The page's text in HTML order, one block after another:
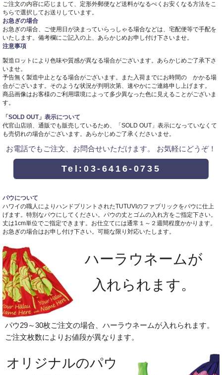
ご注文の内容に応じまして、定形外郵便など送料がなるべくお安くなる方法をこ
ちらで選択してお送りしています。
お急ぎの場合
お急ぎの場合、ご使用日が決まっていらっしゃる場合などは、宅配便等で手配を
いたします。備考欄にご記入の上、あらかじめお申し付け下さいませ。
注意事項
製造ロットにより色味や質感が異なる場合がございます。あらかじめご了承下さ
いませ。
予告無く製造中止となる場合がございます。また入荷までにお時間の かかる場
合がございます。そのような状況が判明次第、速やかにご連絡申し上げます。
商品画像はお客様のご利用環境によって多少異なった色に見えることがございま
す。
「SOLD OUT」表示について
代官山店頭、通販でも販売しているため、「SOLD OUT」表示になっていなくて
も売切れの場合がございます。あらかじめご了承くださいませ。
お電話でもご注文、お問合せいただけます。 お気軽にどうぞ！
Tel:03-6416-0735
パウについて
ハワイの職人によりハンドプリントされたTUTUVIのファブリックをパウに仕上
げます。特別なパウにしてください。パウの丈とゴムの入れ方をご指定下さい。
丈は1cm単位でご指定できます。お仕立てには通常１～２週間程度かかります。
お急ぎの場合はお申し付け下さい。可能な限り対応いたします。
ハーラウネームが
入れられます。
パウ29～30枚ご注文の場合、ハーラウネームが入れられます。
ご注文枚数によりお値段が異なります。
オリジナルのパウ